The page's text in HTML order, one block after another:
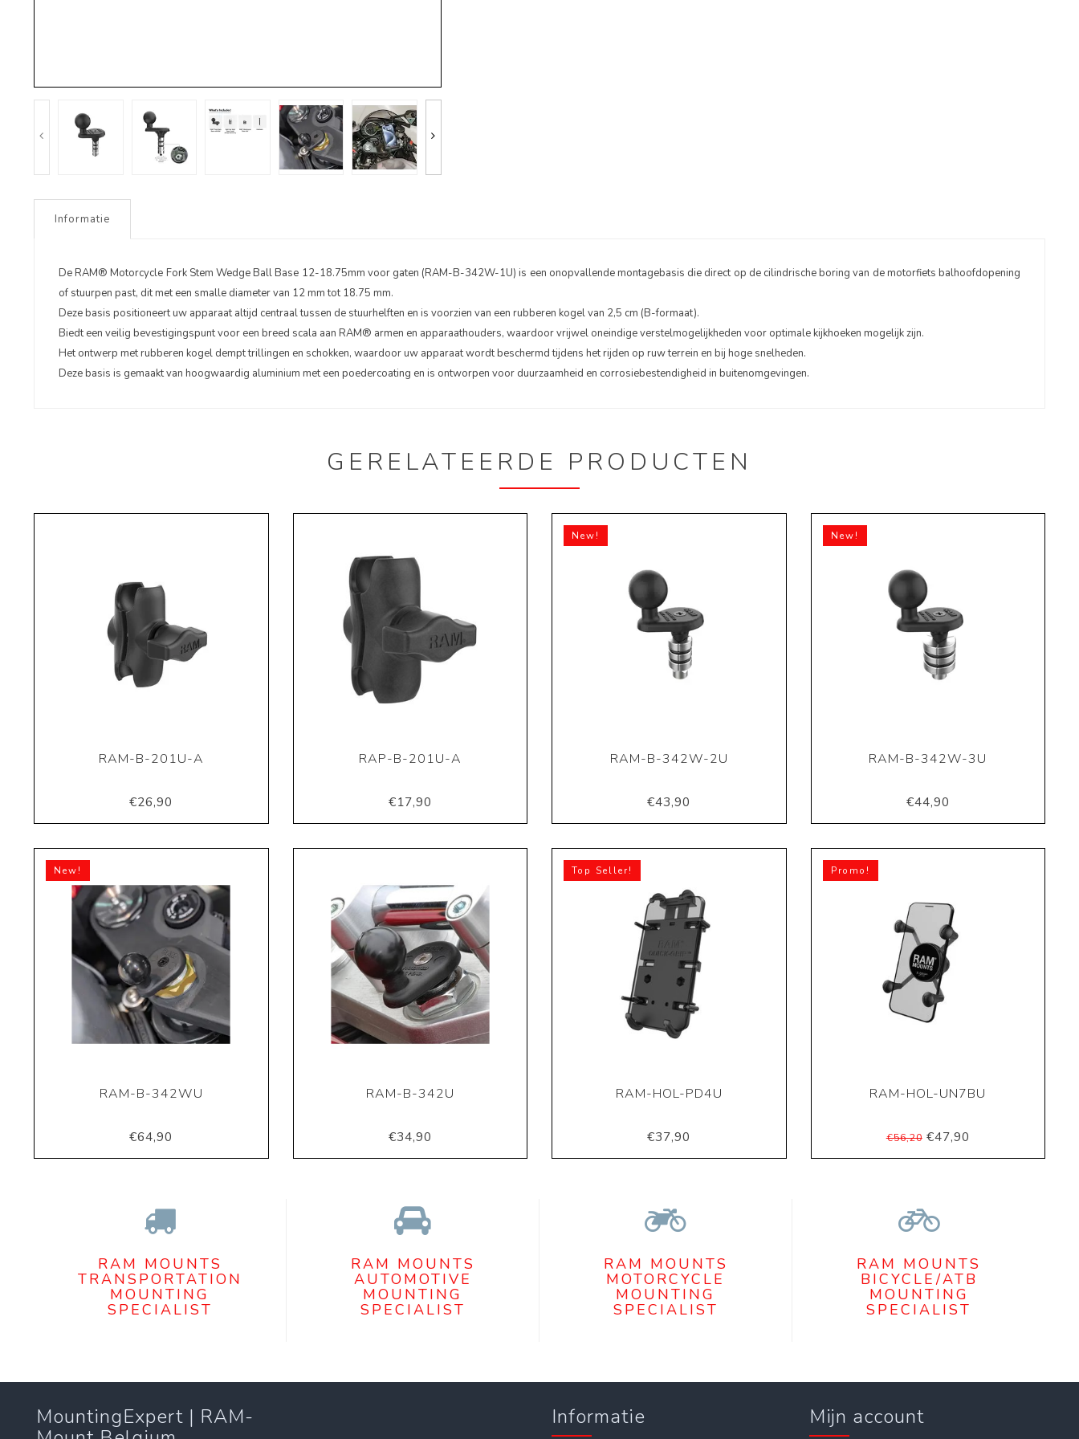
Informatie
De RAM® Motorcycle Fork Stem Wedge Ball Base 12-18.75mm voor gaten (RAM-B-342W-1U) is een onopvallende montagebasis die direct op de cilindrische boring van de motorfiets balhoofdopening
of stuurpen past, dit met een smalle diameter van 12 mm tot 18.75 mm.
Deze basis positioneert uw apparaat altijd centraal tussen de stuurhelften en is voorzien van een rubberen kogel van 2,5 cm (B-formaat).
Biedt een veilig bevestigingspunt voor een breed scala aan RAM® armen en apparaathouders, waardoor vrijwel oneindige verstelmogelijkheden voor optimale kijkhoeken mogelijk zijn.
Het ontwerp met rubberen kogel dempt trillingen en schokken, waardoor uw apparaat wordt beschermd tijdens het rijden op ruw terrein en bij hoge snelheden.
Deze basis is gemaakt van hoogwaardig aluminium met een poedercoating en is ontworpen voor duurzaamheid en corrosiebestendigheid in buitenomgevingen.
GERELATEERDE PRODUCTEN
RAM-B-201U-A
€26,90
RAP-B-201U-A
€17,90
New!
RAM-B-342W-2U
€43,90
New!
RAM-B-342W-3U
€44,90
New!
RAM-B-342WU
€64,90
RAM-B-342U
€34,90
Top Seller!
RAM-HOL-PD4U
€37,90
Promo!
RAM-HOL-UN7BU
€56,20€47,90
RAM MOUNTS
TRANSPORTATION
MOUNTING
SPECIALIST
RAM MOUNTS
AUTOMOTIVE
MOUNTING
SPECIALIST
RAM MOUNTS
MOTORCYCLE
MOUNTING
SPECIALIST
RAM MOUNTS
BICYCLE/ATB
MOUNTING
SPECIALIST
MountingExpert | RAM-
Informatie Mijn account